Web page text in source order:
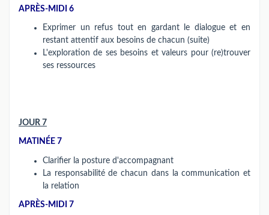
APRÈS-MIDI 6
Exprimer un refus tout en gardant le dialogue et en
restant attentif aux besoins de chacun (suite)
L'exploration de ses besoins et valeurs pour (re)trouver
ses ressources
JOUR 7
MATINÉE 7
Clarifier la posture d'accompagnant
La responsabilité de chacun dans la communication et
la relation
APRÈS-MIDI 7